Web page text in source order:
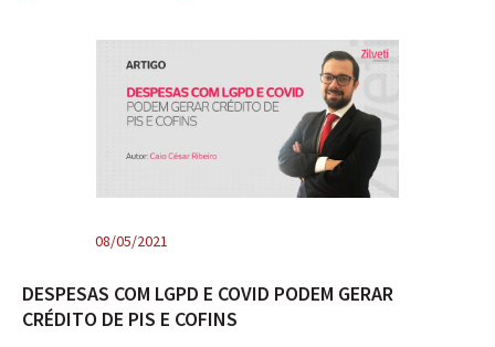
08/05/2021
DESPESAS COM LGPD E COVID PODEM GERAR
CRÉDITO DE PIS E COFINS